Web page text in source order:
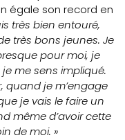
égale son record en
très bien entouré,
très bons jeunes. Je
pour moi, je
me sens impliqué.
quand je m’engage
je vais le faire un
même d’avoir cette
de moi. »